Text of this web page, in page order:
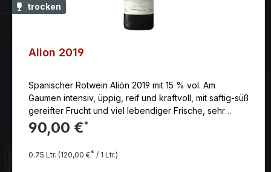
trocken
Alion 2019
Spanischer Rotwein Alión 2019 mit 15 % vol. Am
Gaumen intensiv, üppig, reif und kraftvoll, mit saftig-süß
gereifter Frucht und viel lebendiger Frische, sehr
vollmundig, sinnlich, samtweich und vielschichtig. Land:
Spanien Anbaugebiet: DO Ribera del Duero Jahr: 2019
Erzeuger: Vega Sicilia Rebsorten: 100% Tinto Fino
Farbe: rot Reifegrad: genießen und lagerungsfähig
90,00 €*
0.75 Ltr. (120,00 €* / 1 Ltr.)